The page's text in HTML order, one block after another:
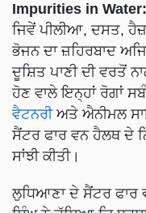
Impurities in Water:
ਜਿਵੇਂ ਪੀਲੀਆ, ਦਸਤ,
ਭੋਜਨ ਦਾ ਜ਼ਹਿਰਬਾਦ
ਦੂਸ਼ਿਤ ਪਾਣੀ ਦੀ ਵਰਤੋਂ
ਹੋਣ ਵਾਲੇ ਇਨ੍ਹਾਂ ਰੋਗਾਂ
ਵੈਟਨਰੀਅਤੇ ਐਨੀਮਲ
ਸੈਂਟਰ ਫਾਰ ਵਨ ਹੈਲਥ ਦੇ
ਸਾਂਝੀ ਕੀਤੀ।
ਲੁਧਿਆਣਾ ਦੇ ਸੈਂਟਰ ਫਾਰ